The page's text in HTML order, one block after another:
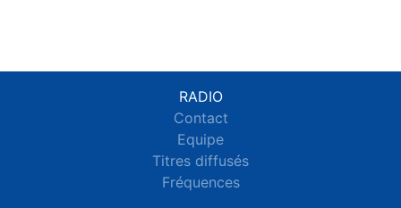
RADIO
Contact
Equipe
Titres diffusés
Fréquences